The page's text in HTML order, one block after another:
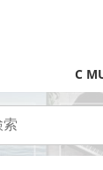
C